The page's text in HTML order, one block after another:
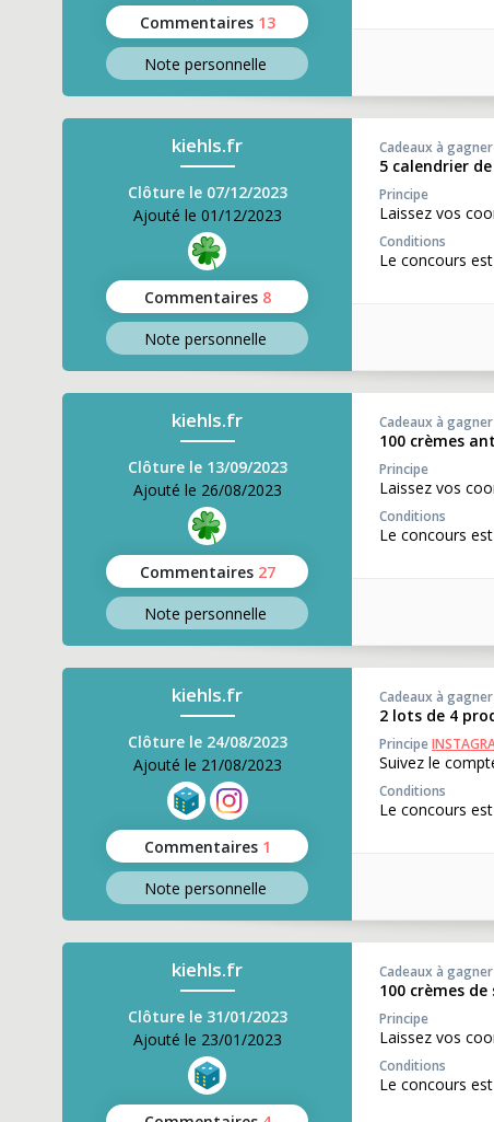
Commentaires 13
Note personnelle
kiehls.fr
Clôture le 07/12/2023
Ajouté le 01/12/2023
Commentaires 8
Note personnelle
Cadeaux à gagner
5 calendrier
Principe
Laissez vos
Conditions
Le concours
kiehls.fr
Clôture le 13/09/2023
Ajouté le 26/08/2023
Commentaires 27
Note personnelle
Cadeaux à gagner
100 crèmes
Principe
Laissez vos
Conditions
Le concours
kiehls.fr
Clôture le 24/08/2023
Ajouté le 21/08/2023
Commentaires 1
Note personnelle
Cadeaux à gagner
2 lots de 4
Principe
Suivez le
Conditions
Le concours
kiehls.fr
Clôture le 31/01/2023
Ajouté le 23/01/2023
Cadeaux à gagner
100 crèmes
Principe
Laissez vos
Conditions
Le concours